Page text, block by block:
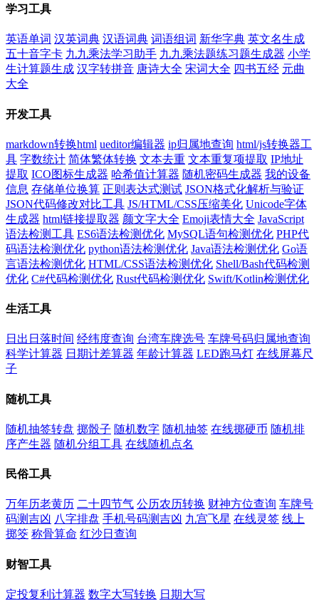
学习工具
英语单词 汉英词典 汉语词典 词语组词 新华字典 英文名生成
五十音字卡 九九乘法学习助手 九九乘法题练习题生成器 小学
生计算题生成 汉字转拼音 唐诗大全 宋词大全 四书五经 元曲
大全
开发工具
markdown转换html ueditor编辑器 ip归属地查询 html/js转换器工
具 字数统计 简体繁体转换 文本去重 文本重复项提取 IP地址
提取 ICO图标生成器 哈希值计算器 随机密码生成器 我的设备
信息 存储单位换算 正则表达式测试 JSON格式化解析与验证
JSON代码修改对比工具 JS/HTML/CSS压缩美化 Unicode字体
生成器 html链接提取器 颜文字大全 Emoji表情大全 JavaScript
语法检测工具 ES6语法检测优化 MySQL语句检测优化 PHP代
码语法检测优化 python语法检测优化 Java语法检测优化 Go语
言语法检测优化 HTML/CSS语法检测优化 Shell/Bash代码检测
优化 C#代码检测优化 Rust代码检测优化 Swift/Kotlin检测优化
生活工具
日出日落时间 经纬度查询 台湾车牌选号 车牌号码归属地查询
科学计算器 日期计差算器 年龄计算器 LED跑马灯 在线屏幕尺
子
随机工具
随机抽签转盘 掷骰子 随机数字 随机抽签 在线掷硬币 随机排
序产生器 随机分组工具 在线随机点名
民俗工具
万年历老黄历 二十四节气 公历农历转换 财神方位查询 车牌号
码测吉凶 八字排盘 手机号码测吉凶 九宫飞星 在线灵签 线上
掷筊 称骨算命 红沙日查询
财智工具
定投复利计算器 数字大写转换 日期大写